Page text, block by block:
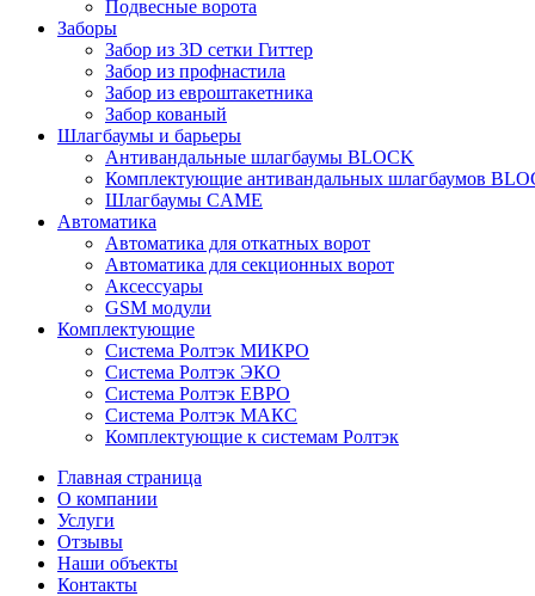
Подвесные ворота
Заборы
Забор из 3D сетки Гиттер
Забор из профнастила
Забор из евроштакетника
Забор кованый
Шлагбаумы и барьеры
Антивандальные шлагбаумы BLOCK
Комплектующие антивандальных шлагбаумов
Шлагбаумы CAME
Автоматика
Автоматика для откатных ворот
Автоматика для секционных ворот
Аксессуары
GSM модули
Комплектующие
Система Ролтэк МИКРО
Система Ролтэк ЭКО
Система Ролтэк ЕВРО
Система Ролтэк МАКС
Комплектующие к системам Ролтэк
Главная страница
О компании
Услуги
Отзывы
Наши объекты
Контакты